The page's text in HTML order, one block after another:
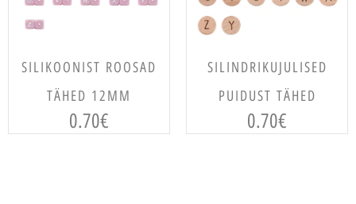
VALI
SILIKOONIST ROOSAD
TÄHED 12MM
0.70€
VALI
SILINDRIKUJULISED
PUIDUST TÄHED
0.70€